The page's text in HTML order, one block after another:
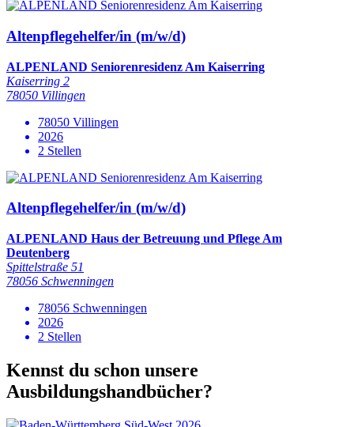
Altenpflegehelfer/in (m/w/d)
ALPENLAND Seniorenresidenz Am Kaiserring
Kaiserring 2
78050 Villingen
78050 Villingen
2026
2 Stellen
Altenpflegehelfer/in (m/w/d)
ALPENLAND Haus der Betreuung und Pflege Am
Deutenberg
Spittelstraße 51
78056 Schwenningen
78056 Schwenningen
2026
2 Stellen
Kennst du schon unsere
Ausbildungshandbücher?